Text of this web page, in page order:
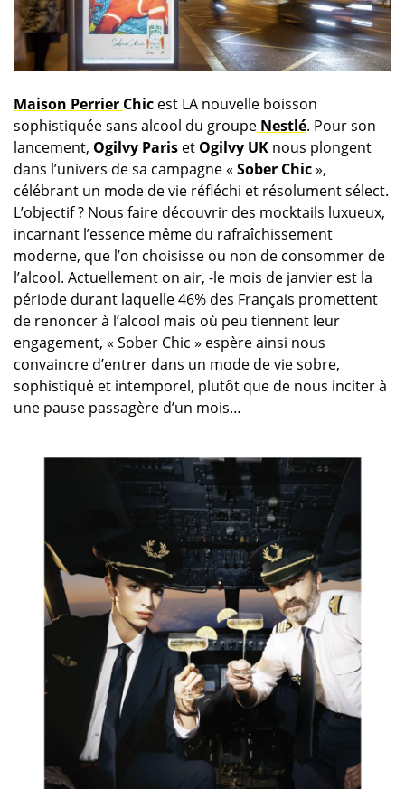
Maison Perrier Chicest LA nouvelle boisson
sophistiquée sans alcool du groupeNestlé. Pour son
lancement, Ogilvy Pariset Ogilvy UKnous plongent
dans l’univers de sa campagne « Sober Chic»,
célébrant un mode de vie réfléchi et résolument sélect.
L’objectif ? Nous faire découvrir des mocktails luxueux,
incarnant l’essence même du rafraîchissement
moderne, que l’on choisisse ou non de consommer de
l’alcool. Actuellement on air, -le mois de janvier est la
période durant laquelle 46% des Français promettent
de renoncer à l’alcool mais où peu tiennent leur
engagement, « Sober Chic » espère ainsi nous
convaincre d’entrer dans un mode de vie sobre,
sophistiqué et intemporel, plutôt que de nous inciter à
une pause passagère d’un mois…